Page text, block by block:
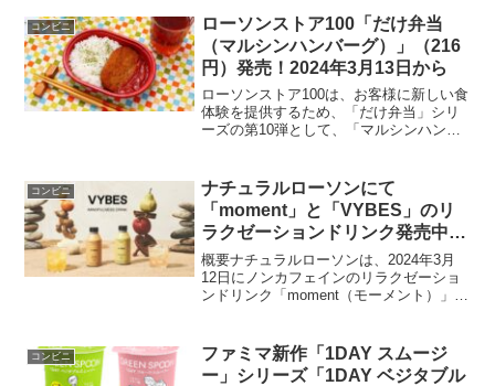
県、新潟県の地域限定で販売します。価
格は550円。特徴具...
コンビニ
ローソンストア100「だけ弁当
（マルシンハンバーグ）」（216
円）発売！2024年3月13日から
ローソンストア100は、お客様に新しい食
体験を提供するため、「だけ弁当」シリ
ーズの第10弾として、「マルシンハンバ
す。この「だけ弁当（マルシンハンバー
グ）」は、シン...
コンビニ
ナチュラルローソンにて
「moment」と「VYBES」のリ
ラクゼーションドリンク発売中！
2024年3月12日から
概要ナチュラルローソンは、2024年3月
12日にノンカフェインのリラクゼーショ
ンドリンク「moment（モーメント）」と
心身のリラクゼーションを促進するハー
ブやアダ...
コンビニ
ファミマ新作「1DAY スムージ
ー」シリーズ「1DAY ベジタブル